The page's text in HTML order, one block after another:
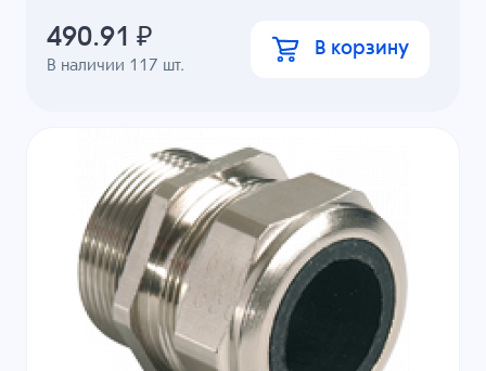
В наличии 117 шт.
490.91 ₽ В корзину